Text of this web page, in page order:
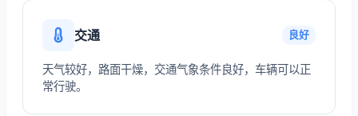
交通 良好
天气较好，路面干燥，交通气象条件良好，车辆可以正
常行驶。